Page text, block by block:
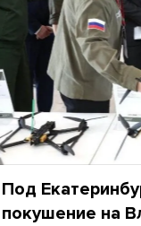
Под
покушение на